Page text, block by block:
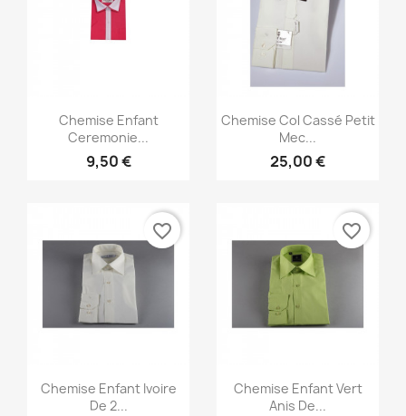
Aperçu rapide
Chemise Enfant
Ceremonie...
9,50 €
Aperçu rapide
Chemise Col Cassé Petit
Mec...
25,00 €
Aperçu rapide
Chemise Enfant Ivoire
De 2...
favorite_border
Aperçu rapide
Chemise Enfant Vert
Anis De...
favorite_border